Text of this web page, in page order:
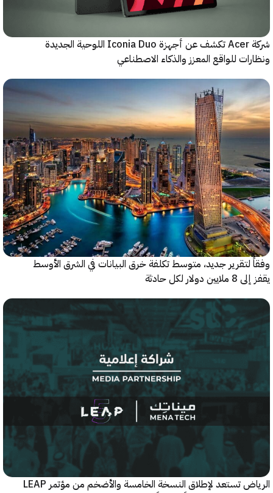
شركة Acer تكشف عن أجهزة Iconia Duo اللوحية الجديدة
للواقع المعزز والذكاء الاصطناعي
جديد، متوسط تكلفة خرق البيانات في الشرق الأوسط
لكل حادثة
الرياض تستعد لإطلاق النسخة الخامسة والأضخم من مؤتمر LEAP